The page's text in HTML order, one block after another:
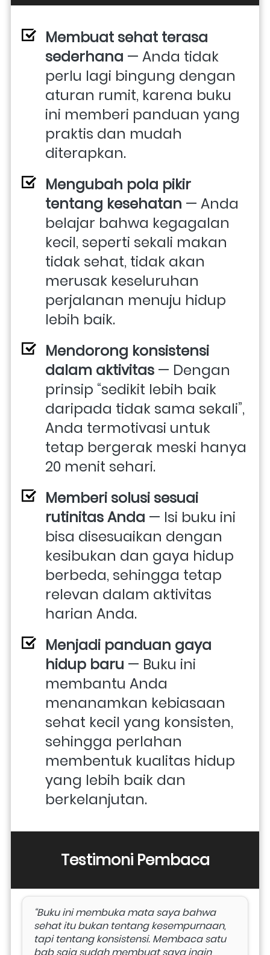
Membuat sehat terasa
sederhana — Anda tidak
perlu lagi bingung dengan
aturan rumit, karena buku
ini memberi panduan yang
praktis dan mudah
diterapkan.
Mengubah pola pikir
tentang kesehatan — Anda
belajar bahwa kegagalan
kecil, seperti sekali makan
tidak sehat, tidak akan
merusak keseluruhan
perjalanan menuju hidup
lebih baik.
Mendorong konsistensi
dalam aktivitas — Dengan
prinsip “sedikit lebih baik
daripada tidak sama sekali”,
Anda termotivasi untuk
tetap bergerak meski hanya
20 menit sehari.
Memberi solusi sesuai
rutinitas Anda — Isi buku ini
bisa disesuaikan dengan
kesibukan dan gaya hidup
berbeda, sehingga tetap
relevan dalam aktivitas
harian Anda.
Menjadi panduan gaya
hidup baru — Buku ini
membantu Anda
menanamkan kebiasaan
sehat kecil yang konsisten,
sehingga perlahan
membentuk kualitas hidup
yang lebih baik dan
berkelanjutan.
Testimoni Pembaca
“Buku ini membuka mata saya bahwa
sehat itu bukan tentang kesempurnaan,
tapi tentang konsistensi. Membaca satu
bab saja sudah membuat saya ingin